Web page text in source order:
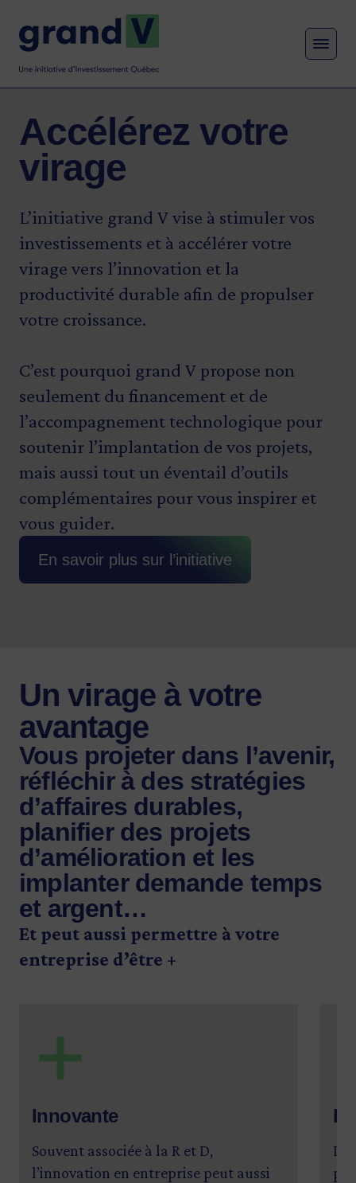
MENU
Accélérez votre
virage
L’initiative grand V vise à stimuler vos
investissements et à accélérer votre
virage vers l’innovation et la
productivité durable afin de propulser
votre croissance.
C’est pourquoi grand V propose non
seulement du financement et de
l’accompagnement technologique pour
soutenir l’implantation de vos projets,
mais aussi tout un éventail d’outils
complémentaires pour vous inspirer et
vous guider.
En savoir plus sur l’initiative
Un virage à votre
avantage
Vous projeter dans l’avenir,
réfléchir à des stratégies
d’affaires durables,
planifier des projets
d’amélioration et les
implanter demande temps
et argent…
Et peut aussi permettre à votre
entreprise d’être +
SVG
Innovante
Souvent associée à la R et D,
l’innovation en entreprise peut aussi